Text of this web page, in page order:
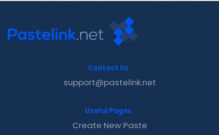
Contact Us
support@pastelink.net
Useful Pages
Create New Paste